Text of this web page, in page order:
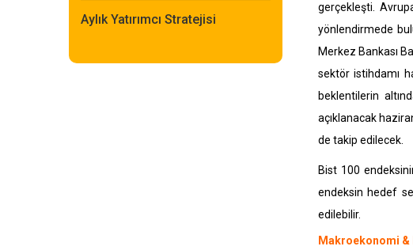
Aylık Yatırımcı Stratejisi
gerçekleşti.
yönlendirmede
Merkez Bankası
sektör istihdamı
beklentilerin
açıklanacak
de takip edilecek.
Bist 100
endeksin hedef
edilebilir.
Makroekonomi